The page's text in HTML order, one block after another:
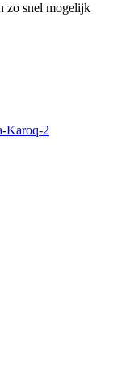
zo snel mogelijk